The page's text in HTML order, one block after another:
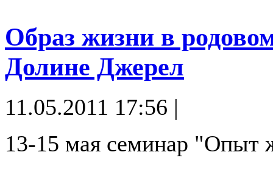
Образ жизни в
Долине Джерел
11.05.2011 17:56 |
13-15 мая семинар "Опыт